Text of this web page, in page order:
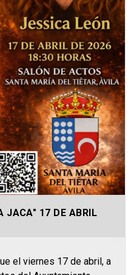
JACA" 17 DE ABRIL
el viernes 17 de abril, a